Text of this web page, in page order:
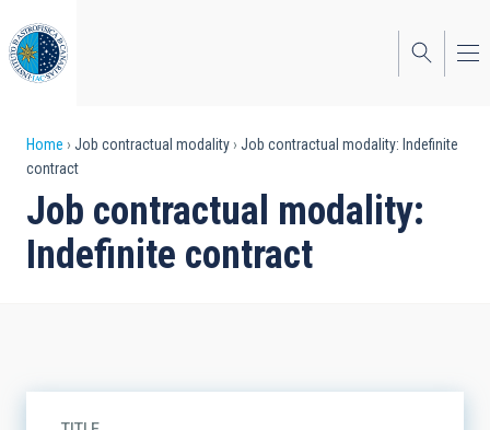
to
main
content
Breadcrumb
Home Job contractual modality
Job contractual modality: Indefinite
contract
Job contractual modality:
Indefinite contract